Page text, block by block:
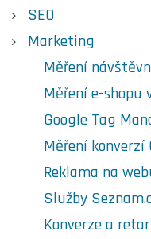
SEO
Marketing
Měření
Měření e-shopu
Google Tag
Měření konverzí
Reklama na
Služby
Konverze a